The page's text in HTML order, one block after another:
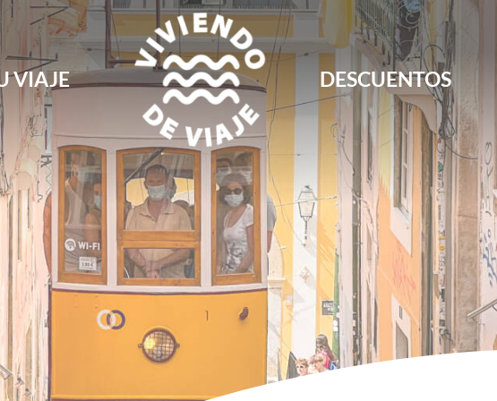
VIAJE
Viviendo de Viaje
Blog de viajes, rutas, guías y consejos para viajar por libre
DESCUENTOS